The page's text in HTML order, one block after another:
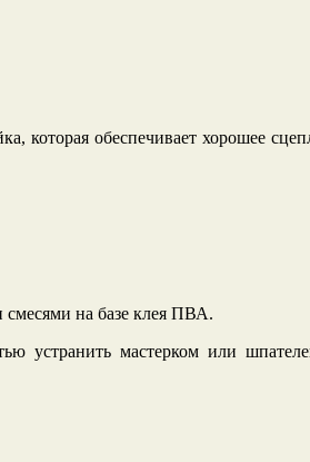
которая обеспечивает хорошее
смесями на базе клея ПВА.
устранить мастерком или